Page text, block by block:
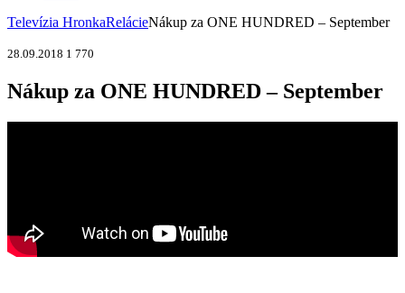
Televízia HronkaRelácieNákup za ONE HUNDRED – September
28.09.2018 1 770
Nákup za ONE HUNDRED – September